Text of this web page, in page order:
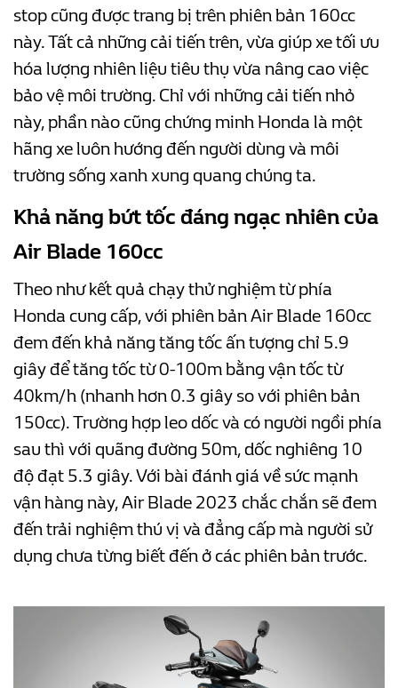
stop cũng được trang bị trên phiên bản 160cc
này. Tất cả những cải tiến trên, vừa giúp xe tối ưu
hóa lượng nhiên liệu tiêu thụ vừa nâng cao việc
bảo vệ môi trường. Chỉ với những cải tiến nhỏ
này, phần nào cũng chứng minh Honda là một
hãng xe luôn hướng đến người dùng và môi
trường sống xanh xung quang chúng ta.
Khả năng bứt tốc đáng ngạc nhiên của
Air Blade 160cc
Theo như kết quả chạy thử nghiệm từ phía
Honda cung cấp, với phiên bản Air Blade 160cc
đem đến khả năng tăng tốc ấn tượng chỉ 5.9
giây để tăng tốc từ 0-100m bằng vận tốc từ
40km/h (nhanh hơn 0.3 giây so với phiên bản
150cc). Trường hợp leo dốc và có người ngồi phía
sau thì với quãng đường 50m, dốc nghiêng 10
độ đạt 5.3 giây. Với bài đánh giá về sức mạnh
vận hàng này, Air Blade 2023 chắc chắn sẽ đem
đến trải nghiệm thú vị và đẳng cấp mà người sử
dụng chưa từng biết đến ở các phiên bản trước.